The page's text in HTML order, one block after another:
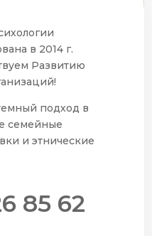
в 2014 г.
Развитию
подход в
семейные
и этнические
85 62